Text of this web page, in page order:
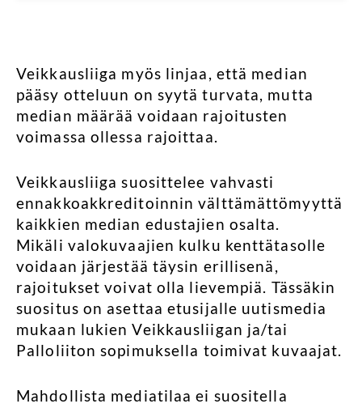
Veikkausliiga myös linjaa, että median
pääsy otteluun on syytä turvata, mutta
median määrää voidaan rajoitusten
voimassa ollessa rajoittaa.
Veikkausliiga suosittelee vahvasti
ennakkoakkreditoinnin välttämättömyyttä
kaikkien median edustajien osalta.
Mikäli valokuvaajien kulku kenttätasolle
voidaan järjestää täysin erillisenä,
rajoitukset voivat olla lievempiä. Tässäkin
suositus on asettaa etusijalle uutismedia
mukaan lukien Veikkausliigan ja/tai
Palloliiton sopimuksella toimivat kuvaajat.
Mahdollista mediatilaa ei suositella